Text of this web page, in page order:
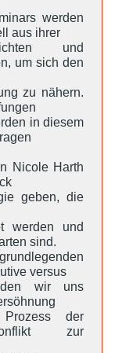
werden
aus ihrer
und
um sich den
zu nähern.
in diesem
Nicole Harth
geben, die
werden und
sind.
versus
wir uns
der
zur